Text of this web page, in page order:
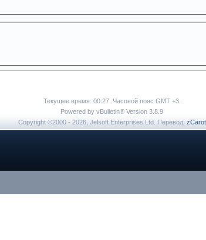
Текущее время: 00:27. Часовой пояс GMT +3.
Powered by vBulletin® Version 3.8.9
Copyright ©2000 - 2026, Jelsoft Enterprises Ltd. Перевод: zCarot